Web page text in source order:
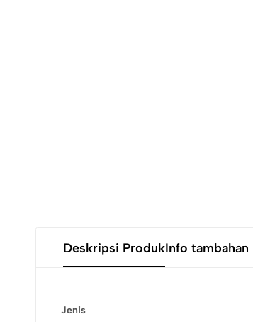
Deskripsi ProdukInfo tambahan
Jenis